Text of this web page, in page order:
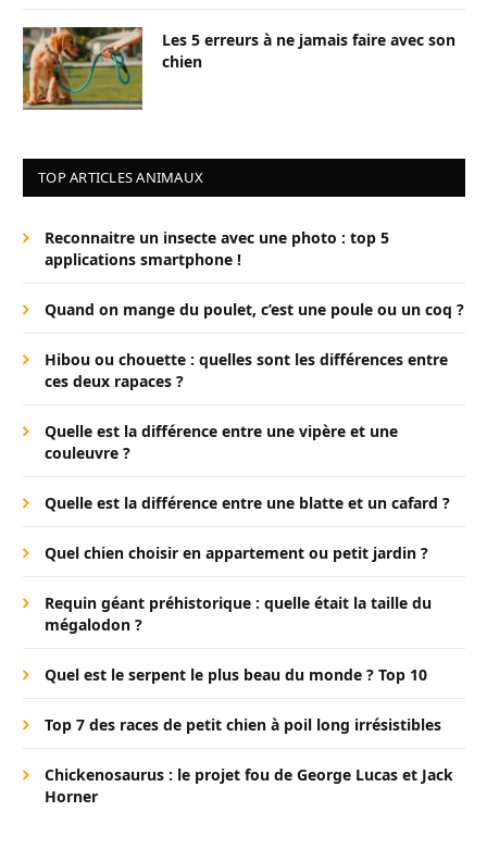
Les 5 erreurs à ne jamais faire avec son
chien
TOP ARTICLES ANIMAUX
Reconnaitre un insecte avec une photo : top 5
applications smartphone !
Quand on mange du poulet, c’est une poule ou un coq ?
Hibou ou chouette : quelles sont les différences entre
ces deux rapaces ?
Quelle est la différence entre une vipère et une
couleuvre ?
Quelle est la différence entre une blatte et un cafard ?
Quel chien choisir en appartement ou petit jardin ?
Requin géant préhistorique : quelle était la taille du
mégalodon ?
Quel est le serpent le plus beau du monde ? Top 10
Top 7 des races de petit chien à poil long irrésistibles
Chickenosaurus : le projet fou de George Lucas et Jack
Horner